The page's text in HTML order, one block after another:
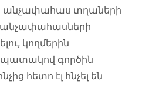
անչափահաս տղաների
անչափահասների
կողմերին
գործին
հետո էլ հնչել են